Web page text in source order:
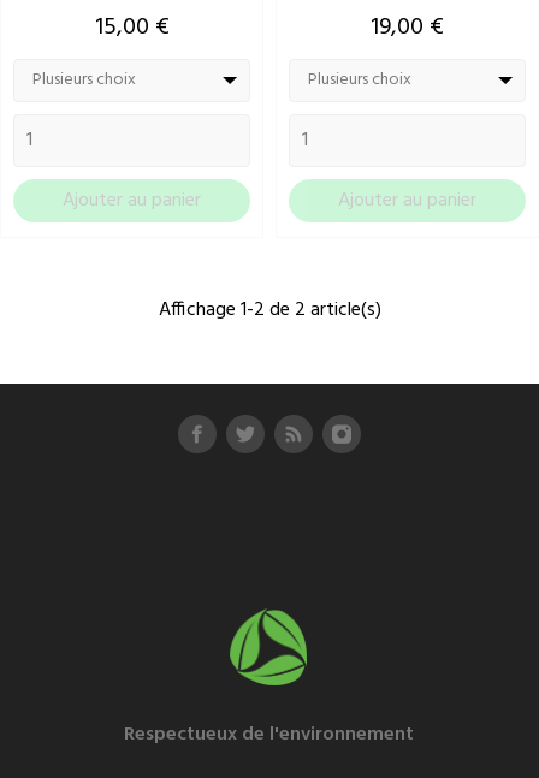
Prix
15,00 €
Plusieurs choix
Ajouter au panier
Prix
19,00 €
Plusieurs choix
Ajouter au panier
Affichage 1-2 de 2 article(s)
Respectueux de l'environnement